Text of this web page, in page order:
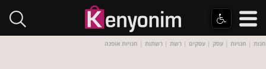
חנות | חנויות | עסק | עסקים | רשת | רשתות | חנויות אופנה